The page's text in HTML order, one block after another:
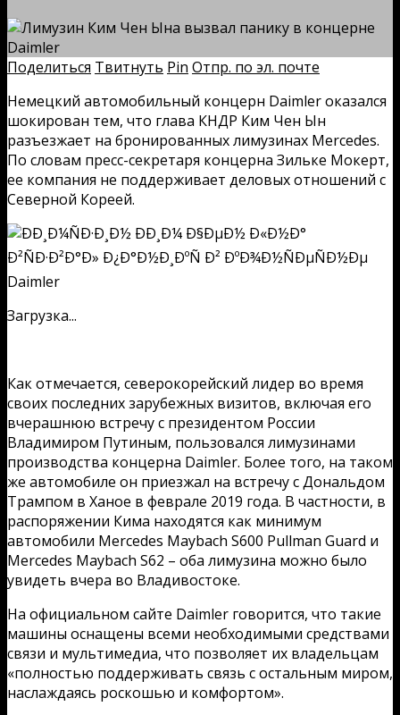
Поделиться Твитнуть Pin Отпр. по эл. почте
Немецкий автомобильный концерн Daimler оказался
шокирован тем, что глава КНДР Ким Чен Ын
разъезжает на бронированных лимузинах Mercedes.
По словам пресс-секретаря концерна Зильке Мокерт,
ее компания не поддерживает деловых отношений с
Северной Кореей.
Загрузка...
Как отмечается, северокорейский лидер во время
своих последних зарубежных визитов, включая его
вчерашнюю встречу с президентом России
Владимиром Путиным, пользовался лимузинами
производства концерна Daimler. Более того, на таком
же автомобиле он приезжал на встречу с Дональдом
Трампом в Ханое в феврале 2019 года. В частности, в
распоряжении Кима находятся как минимум
автомобили Mercedes Maybach S600 Pullman Guard и
Mercedes Maybach S62 – оба лимузина можно было
увидеть вчера во Владивостоке.
На официальном сайте Daimler говорится, что такие
машины оснащены всеми необходимыми средствами
связи и мультимедиа, что позволяет их владельцам
«полностью поддерживать связь с остальным миром,
наслаждаясь роскошью и комфортом».